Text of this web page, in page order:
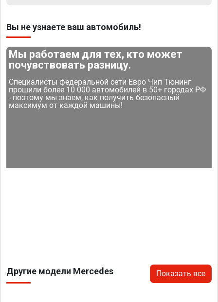
Вы не узнаете ваш автомобиль!
Мы работаем для тех, кто может
почувствовать разницу.
Специалисты федеральной сети Евро Чип Тюнинг
прошили более 10 000 автомобилей в 50+ городах РФ
- поэтому мы знаем, как получить безопасный
максимум от каждой машины!
Другие модели Mercedes Показать все